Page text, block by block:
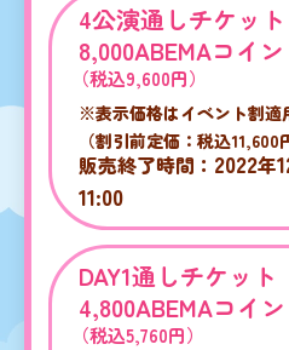
4公演通しチケット
8,000ABEMAコイン
（税込9,600円）
※表示価格はイベント割適
（割引前定価：税込11,600
販売終了時間： 2022年
11:00
DAY1通しチケット
4,800ABEMAコイン
（税込5,760円）